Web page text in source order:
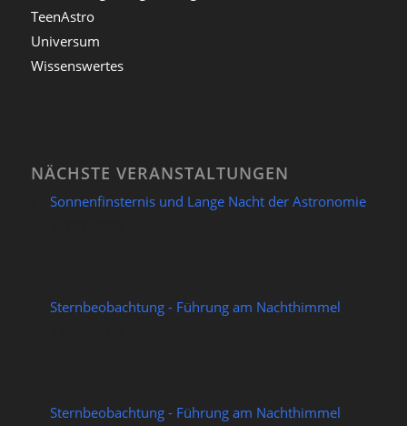
TeenAstro
Universum
Wissenswertes
NÄCHSTE VERANSTALTUNGEN
Sonnenfinsternis und Lange Nacht der Astronomie
Sternbeobachtung - Führung am Nachthimmel
Sternbeobachtung - Führung am Nachthimmel